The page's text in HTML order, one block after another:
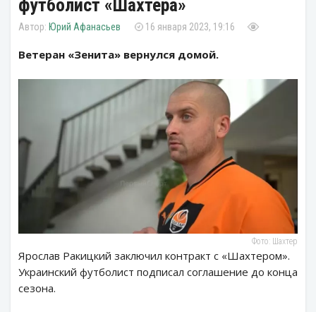
футболист «Шахтера»
Юрий Афанасьев 16 января 2023, 19:16
Ветеран «Зенита» вернулся домой.
Фото: Шахтер
Ярослав Ракицкий заключил контракт с «Шахтером».
Украинский футболист подписал соглашение до конца
сезона.